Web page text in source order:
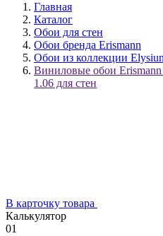
Главная
Каталог
Обои для стен
Обои бренда Erismann
Обои из коллекции
Виниловые обои
1.06 для стен
В карточку товара
Калькулятор
01